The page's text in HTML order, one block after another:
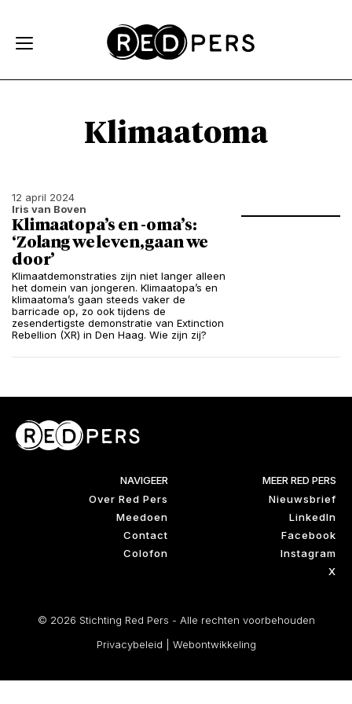
Klimaatoma
12 april 2024
Iris van Boven
Klimaatopa’s en -oma’s:
‘Zolang we leven, gaan we
door’
Klimaatdemonstraties zijn niet langer alleen
het domein van jongeren. Klimaatopa’s en
klimaatoma’s gaan steeds vaker de
barricade op, zo ook tijdens de
zesendertigste demonstratie van Extinction
Rebellion (XR) in Den Haag. Wie zijn zij?
NAVIGEER
Over Red Pers
Meedoen
Contact
Colofon
MEER RED PERS
Nieuwsbrief
LinkedIn
Facebook
Instagram
X
© 2026 Stichting Red Pers - Alle rechten voorbehouden
Privacybeleid
Webontwikkeling